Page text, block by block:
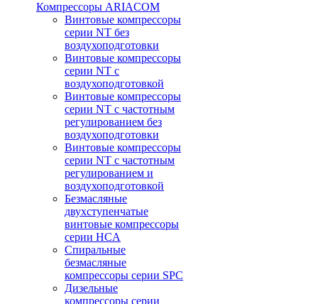
Компрессоры ARIACOM
Винтовые компрессоры
серии NT без
воздухоподготовки
Винтовые компрессоры
серии NT c
воздухоподготовкой
Винтовые компрессоры
серии NT с частотным
регулированием без
воздухоподготовки
Винтовые компрессоры
серии NT с частотным
регулированием и
воздухоподготовкой
Безмасляные
двухступенчатые
винтовые компрессоры
серии HCA
Спиральные
безмасляные
компрессоры серии SPC
Дизельные
компрессоры серии